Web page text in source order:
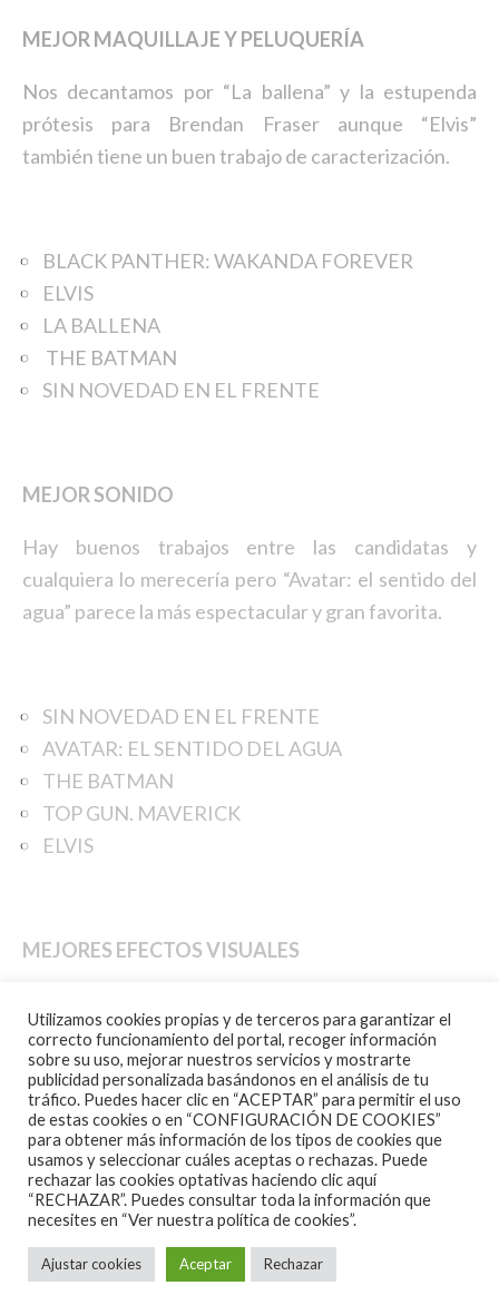
MEJOR MAQUILLAJE Y PELUQUERÍA
Nos decantamos por “La ballena” y la estupenda
prótesis para Brendan Fraser aunque “Elvis”
también tiene un buen trabajo de caracterización.
BLACK PANTHER: WAKANDA FOREVER
ELVIS
LA BALLENA
THE BATMAN
SIN NOVEDAD EN EL FRENTE
MEJOR SONIDO
Hay buenos trabajos entre las candidatas y
cualquiera lo merecería pero “Avatar: el sentido del
agua” parece la más espectacular y gran favorita.
SIN NOVEDAD EN EL FRENTE
AVATAR: EL SENTIDO DEL AGUA
THE BATMAN
TOP GUN. MAVERICK
ELVIS
MEJORES EFECTOS VISUALES
el despliegue de “Avatar: el sentido del agua”.
SIN NOVEDAD EN EL FRENTE
AVATAR. EL SENTIDO DEL AGUA
THE BATMAN
BLACK PANTHER. WAKANDA FOREVER
TOP GUN. MAVERICK
Utilizamos cookies propias y de terceros para garantizar el
correcto funcionamiento del portal, recoger información
sobre su uso, mejorar nuestros servicios y mostrarte
publicidad personalizada basándonos en el análisis de tu
tráfico. Puedes hacer clic en “ACEPTAR” para permitir el uso
de estas cookies o en “CONFIGURACIÓN DE COOKIES”
para obtener más información de los tipos de cookies que
usamos y seleccionar cuáles aceptas o rechazas. Puede
rechazar las cookies optativas haciendo clic aquí
“RECHAZAR”. Puedes consultar toda la información que
necesites en “Ver nuestra política de cookies”.
Ajustar cookies Aceptar Rechazar